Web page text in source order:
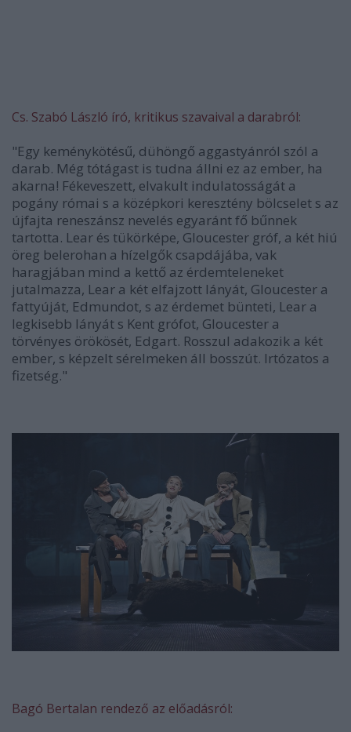
Cs. Szabó László író, kritikus szavaival a darabról:
"Egy keménykötésű, dühöngő aggastyánról szól a
darab. Még tótágast is tudna állni ez az ember, ha
akarna! Fékeveszett, elvakult indulatosságát a
pogány római s a középkori keresztény bölcselet s az
újfajta reneszánsz nevelés egyaránt fő bűnnek
tartotta. Lear és tükörképe, Gloucester gróf, a két hiú
öreg belerohan a hízelgők csapdájába, vak
haragjában mind a kettő az érdemteleneket
jutalmazza, Lear a két elfajzott lányát, Gloucester a
fattyúját, Edmundot, s az érdemet bünteti, Lear a
legkisebb lányát s Kent grófot, Gloucester a
törvényes örökösét, Edgart. Rosszul adakozik a két
ember, s képzelt sérelmeken áll bosszút. Irtózatos a
fizetség."
Bagó Bertalan rendező az előadásról: